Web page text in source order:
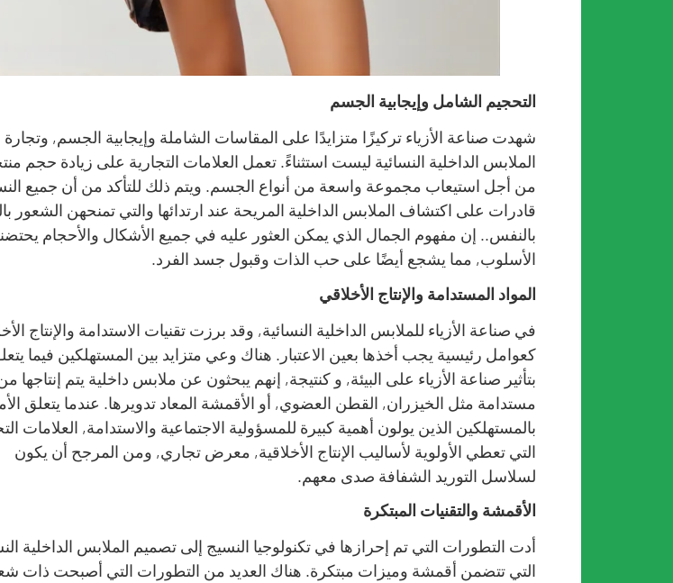
التحجيم الشامل وإيجابية الجسم
شهدت صناعة الأزياء تركيزًا متزايدًا على المقاسات الشاملة وإيجابية الجسم, وتجارة
الملابس الداخلية النسائية ليست استثناءً. تعمل العلامات التجارية على زيادة حجم
من أجل استيعاب مجموعة واسعة من أنواع الجسم. ويتم ذلك للتأكد من أن جميع
قادرات على اكتشاف الملابس الداخلية المريحة عند ارتدائها والتي تمنحهن الشعور
بالنفس.. إن مفهوم الجمال الذي يمكن العثور عليه في جميع الأشكال والأحجام
الأسلوب, مما يشجع أيضًا على حب الذات وقبول جسد الفرد.
المواد المستدامة والإنتاج الأخلاقي
في صناعة الأزياء للملابس الداخلية النسائية, وقد برزت تقنيات الاستدامة والإنتاج
كعوامل رئيسية يجب أخذها بعين الاعتبار. هناك وعي متزايد بين المستهلكين فيما
بتأثير صناعة الأزياء على البيئة, و كنتيجة, إنهم يبحثون عن ملابس داخلية يتم إنتاجها
مستدامة مثل الخيزران, القطن العضوي, أو الأقمشة المعاد تدويرها. عندما يتعلق
بالمستهلكين الذين يولون أهمية كبيرة للمسؤولية الاجتماعية والاستدامة, العلامات
التي تعطي الأولوية لأساليب الإنتاج الأخلاقية, معرض تجاري, ومن المرجح أن يكون
لسلاسل التوريد الشفافة صدى معهم.
الأقمشة والتقنيات المبتكرة
أدت التطورات التي تم إحرازها في تكنولوجيا النسيج إلى تصميم الملابس الداخلية
التي تتضمن أقمشة وميزات مبتكرة. هناك العديد من التطورات التي أصبحت ذات